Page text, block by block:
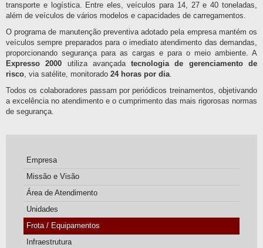
transporte e logística. Entre eles, veículos para 14, 27 e 40 toneladas,
além de veículos de vários modelos e capacidades de carregamentos.
O programa de manutenção preventiva adotado pela empresa mantém os
veículos sempre preparados para o imediato atendimento das demandas,
proporcionando segurança para as cargas e para o meio ambiente. A
Expresso 2000 utiliza avançadatecnologia de gerenciamento de
risco, via satélite, monitorado 24 horas por dia.
Todos os colaboradores passam por periódicos treinamentos, objetivando
a excelência no atendimento e o cumprimento das mais rigorosas normas
de segurança.
Empresa
Missão e Visão
Área de Atendimento
Unidades
Frota / Equipamentos
Infraestrutura